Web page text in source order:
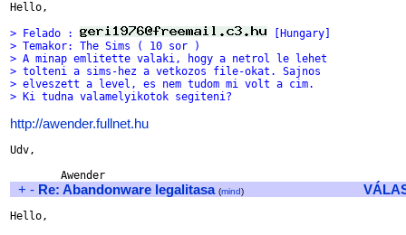
Hello,
> Felado :
[Hungary]
> Temakor: The Sims ( 10 sor )
> A minap emlitette valaki, hogy a netrol le lehet
> tolteni a sims-hez a vetkozos file-okat. Sajnos
> elveszett a level, es nem tudom mi volt a cim.
> Ki tudna valamelyikotok segiteni?
http://awender.fullnet.hu
Udv,
+ - Re: Abandonware legalitasa (mind)
Hello,